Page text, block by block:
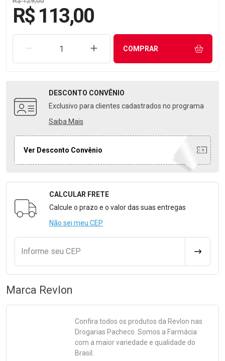
R$ 113,00
REMOVER UMA UNIDADEAUMENTAR UMA UNIDADE
COMPRAR
DESCONTO CONVÊNIO
Exclusivo para clientes cadastrados no programa
Saiba Mais
Ver Desconto Convênio
Formulário para Calcular o Frete
CALCULAR FRETE
Calcule o prazo e o valor das suas entregas
Não sei meu CEP
Informe seu CEP
Marca Revlon
Confira todos os produtos da Revlon nas
Drogarias Pacheco. Somos a Farmácia
com a maior variedade e qualidade do
Brasil.